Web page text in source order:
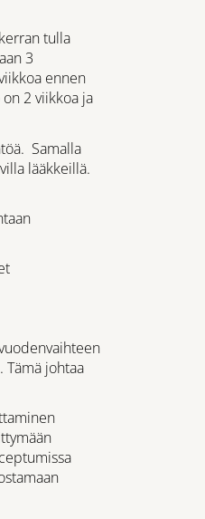
tulla
3
ennen
2 viikkoa ja
Samalla
lääkkeillä.
Tämä johtaa